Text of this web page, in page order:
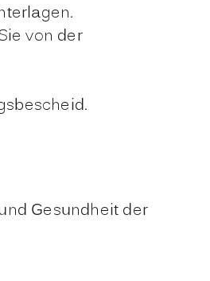
von der
Gesundheit der